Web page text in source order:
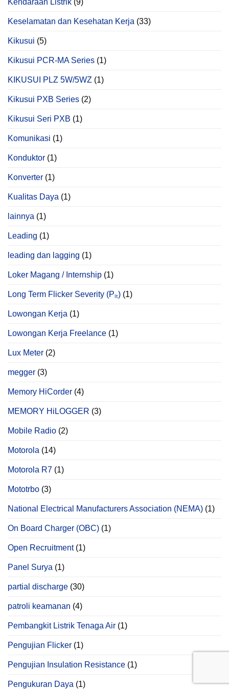
Kendaraan Listrik (9)
Keselamatan dan Kesehatan Kerja (33)
Kikusui (5)
Kikusui PCR‑MA Series (1)
KIKUSUI PLZ 5W/5WZ (1)
Kikusui PXB Series (2)
Kikusui Seri PXB (1)
Komunikasi (1)
Konduktor (1)
Konverter (1)
Kualitas Daya (1)
lainnya (1)
Leading (1)
leading dan lagging (1)
Loker Magang / Internship (1)
Long Term Flicker Severity (Pₗₜ) (1)
Lowongan Kerja (1)
Lowongan Kerja Freelance (1)
Lux Meter (2)
megger (3)
Memory HiCorder (4)
MEMORY HiLOGGER (3)
Mobile Radio (2)
Motorola (14)
Motorola R7 (1)
Mototrbo (3)
National Electrical Manufacturers Association (NEMA) (1)
On Board Charger (OBC) (1)
Open Recruitment(1)
Panel Surya (1)
partial discharge (30)
patroli keamanan (4)
Pembangkit Listrik Tenaga Air (1)
Pengujian Flicker (1)
Pengujian Insulation Resistance (1)
Pengukuran Daya (1)